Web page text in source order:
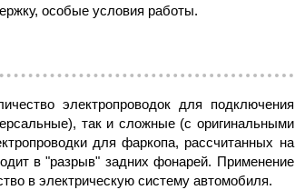
особые условия работы.
электропроводок для подключения
так и сложные (с оригинальными
для фаркопа, рассчитанных на
в "разрыв" задних фонарей. Применение
в электрическую систему автомобиля.